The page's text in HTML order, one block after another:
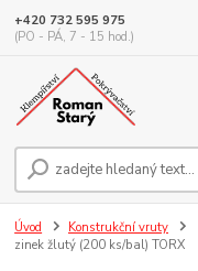
+420 732 595 975
(PO - PÁ, 7 - 15 hod.)
Úvod Konstrukční vruty
zinek žlutý (200 ks/bal) TORX